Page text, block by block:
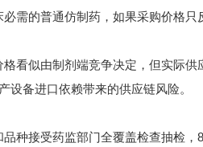
需的普通仿制药，如果采购价格只
看似由制剂端竞争决定，但实际供
备进口依赖带来的供应链风险。
种接受药监部门全覆盖检查抽检，